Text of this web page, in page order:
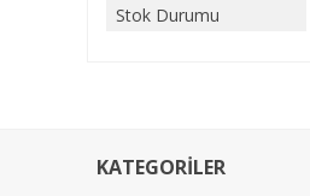
Stok Durumu
KATEGORİLER